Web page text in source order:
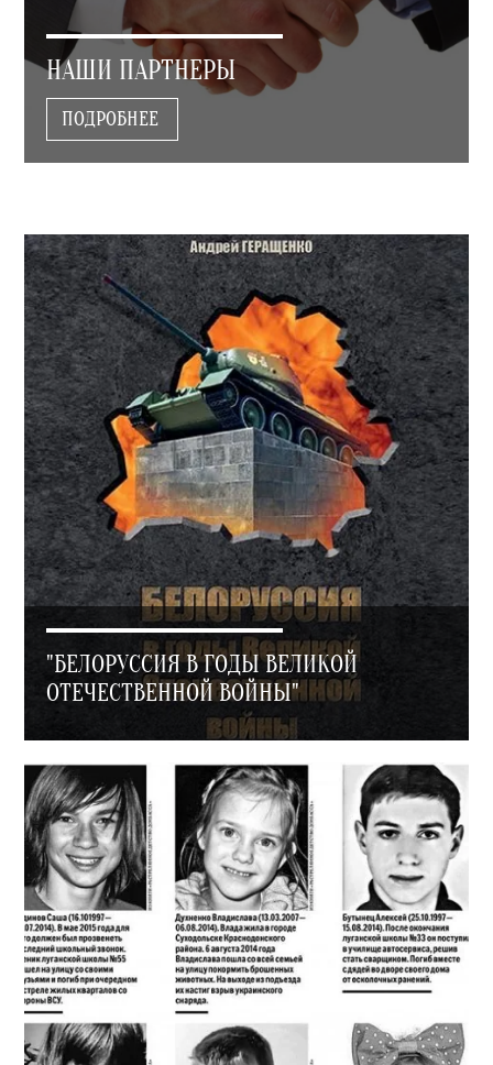
НАШИ ПАРТНЕРЫ
ПОДРОБНЕЕ
"БЕЛОРУССИЯ В ГОДЫ ВЕЛИКОЙ
ОТЕЧЕСТВЕННОЙ ВОЙНЫ"